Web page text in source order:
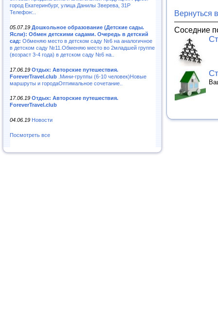
город Екатеринбург, улица Данилы Зверева, 31Р
Телефон:..
05.07.19 Дошкольное образование (Детские сады.
Ясли): Обмен детскими садами. Очередь в детский
сад: Обменяю место в детском саду №6 на аналогичное
в детском саду №11.Обменяю место во 2младшей группе
(возраст 3-4 года) в детском саду №6 на..
17.06.19 Отдых: Авторские путешествия.
ForeverTravel.club .Мини-группы (6-10 человек)Новые
маршруты и городаОптимальное сочетание..
17.06.19 Отдых: Авторские путешествия.
ForeverTravel.club
04.06.19 Новости
Посмотреть все
Вернуться
Соседние